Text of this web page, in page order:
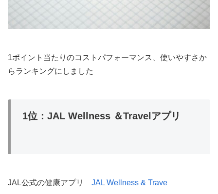
1ポイント当たりのコストパフォーマンス、使いやすさか
らランキングにしました
1位：JAL Wellness ＆Travelアプリ
JAL公式の健康アプリ JAL Wellness & Trave